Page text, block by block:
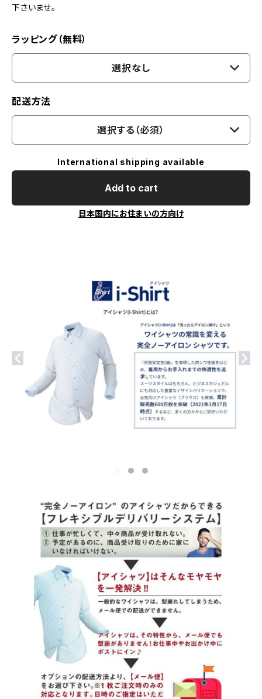
下さいませ。
ラッピング（無料）
選択なし
配送方法
選択する（必須）
International shipping available
Add to cart
日本国内にお住まいの方向け